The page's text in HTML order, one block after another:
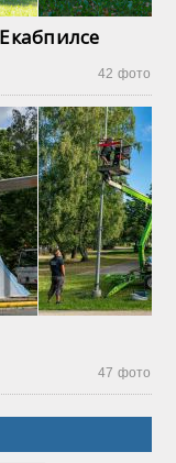
42 фото
47 фото